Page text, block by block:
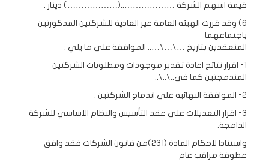
قيمة اسهم الشركة ………………..(………………) دينار .
6) وقد قررت الهيئة العامة غير العادية للشركتين المذكورتين
باجتماعهما
المنعقدين بتاريخ …\…\….. الموافقة على ما يلي :
1- اقرار نتائج اعادة تقدير موجودات ومطلوبات الشركتين
المندمجتين كما في..\..\..
2- الموافقة النهائية على اندماج الشركتين .
3- اقرار التعديلات على عقد التأسيس والنظام الاساسي للشركة
الدامجة.
واستنادا لاحكام المادة (231)من قانون الشركات فقد وافق
عطوفة مراقب عام